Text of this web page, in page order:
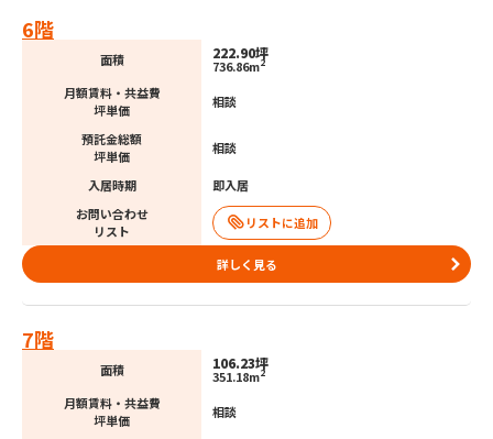
6階
面積 222.90坪
736.86m2
月額賃料・共益費
坪単価
相談
預託金総額
坪単価
相談
入居時期
即入居
お問い合わせ
リスト
詳しく見る
7階
面積 106.23坪
351.18m2
月額賃料・共益費
坪単価
相談